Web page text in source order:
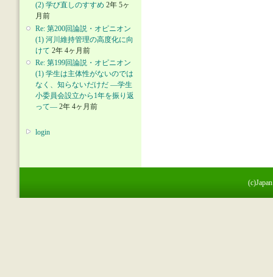
(2) 学び直しのすすめ 2年 5ヶ
月前
Re: 第200回論説・オピニオン
(1) 河川維持管理の高度化に向
けて 2年 4ヶ月前
Re: 第199回論説・オピニオン
(1) 学生は主体性がないのでは
なく、知らないだけだ ―学生
小委員会設立から1年を振り返
って― 2年 4ヶ月前
login